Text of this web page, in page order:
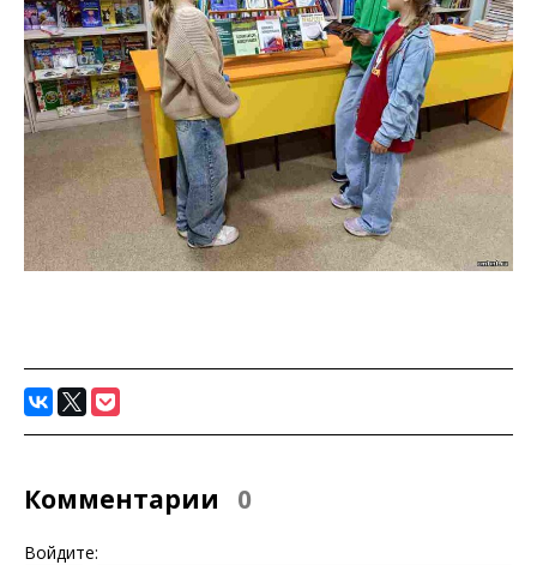
Комментарии 0
Войдите: